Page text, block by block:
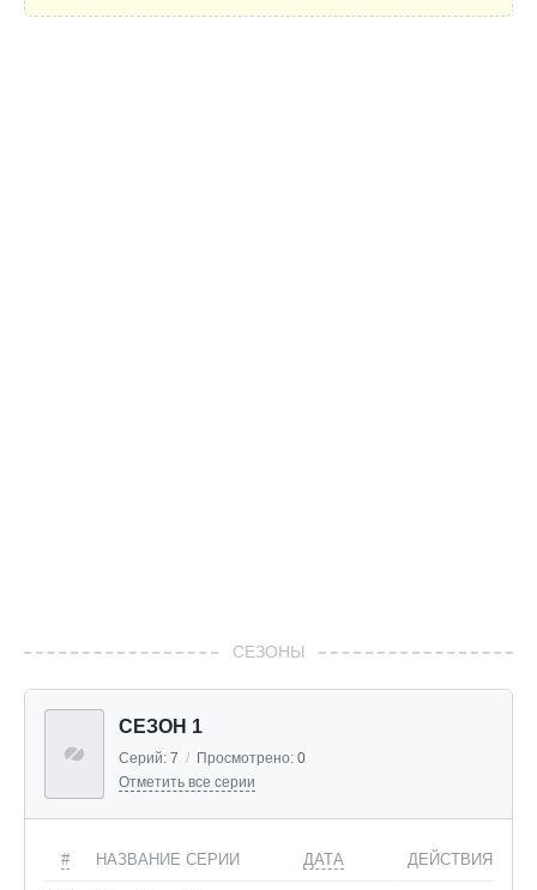
СЕЗОНЫ
СЕЗОН 1
Серий: 7 / Просмотрено: 0
Отметить все серии
# НАЗВАНИЕ СЕРИИ ДАТА ДЕЙСТВИЯ